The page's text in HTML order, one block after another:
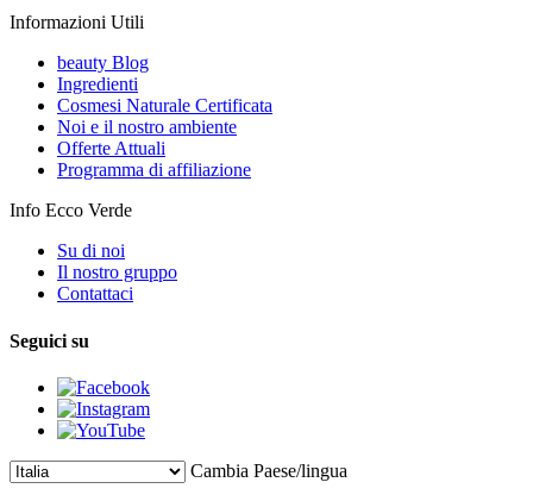
Informazioni Utili
beauty Blog
Ingredienti
Cosmesi Naturale Certificata
Noi e il nostro ambiente
Offerte Attuali
Programma di affiliazione
Info Ecco Verde
Su di noi
Il nostro gruppo
Contattaci
Seguici su
Cambia Paese/lingua